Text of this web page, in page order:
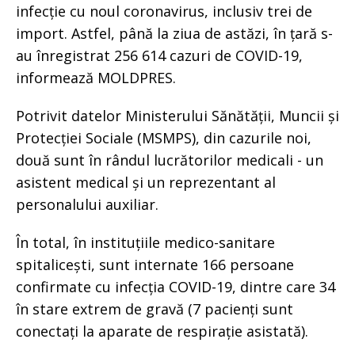
infecție cu noul coronavirus, inclusiv trei de
import. Astfel, până la ziua de astăzi, în țară s-
au înregistrat 256 614 cazuri de COVID-19,
informează MOLDPRES.
Potrivit datelor Ministerului Sănătății, Muncii și
Protecției Sociale (MSMPS), din cazurile noi,
două sunt în rândul lucrătorilor medicali - un
asistent medical și un reprezentant al
personalului auxiliar.
În total, în instituțiile medico-sanitare
spitalicești, sunt internate 166 persoane
confirmate cu infecția COVID-19, dintre care 34
în stare extrem de gravă (7 pacienți sunt
conectați la aparate de respirație asistată).